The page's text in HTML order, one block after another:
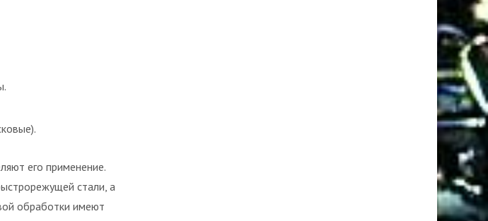
его применение.
стали, а
обработки имеют